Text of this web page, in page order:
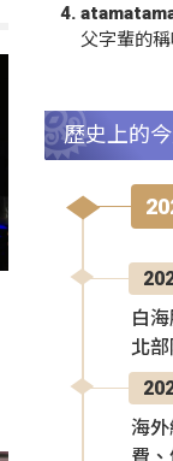
父字輩的
歷史上的
白
北
海
費